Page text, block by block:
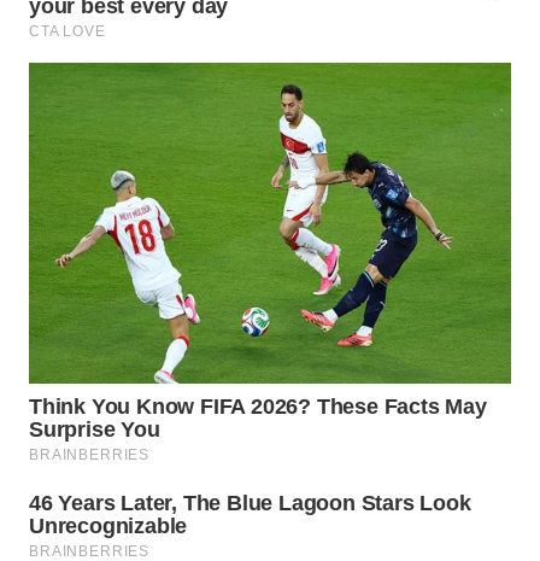
MAJALENGKA
SUBANG
WN
SUKABUMI
WN
PURWAKARTA
PRIANGAN
TIMUR
WN
WN